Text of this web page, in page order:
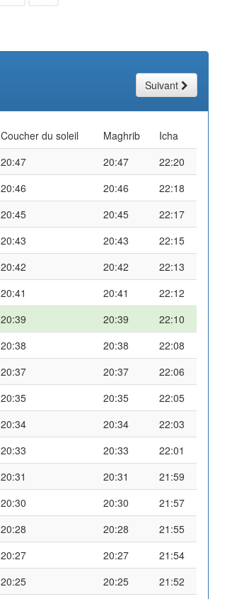
Suivant
Coucher du soleil Maghrib
Icha
20:47 20:47
22:20
20:46 20:46
22:18
20:45 20:45
22:17
20:43 20:43
22:15
20:42 20:42
22:13
20:41 20:41
22:12
20:39 20:39
22:10
20:38 20:38
22:08
20:37 20:37
22:06
20:35 20:35
22:05
20:34 20:34
22:03
20:33 20:33
22:01
20:31 20:31
21:59
20:30 20:30
21:57
20:28 20:28
21:55
20:27 20:27
21:54
20:25 20:25
21:52